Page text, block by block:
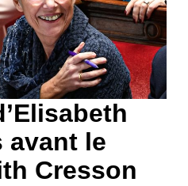
avant le
Cresson